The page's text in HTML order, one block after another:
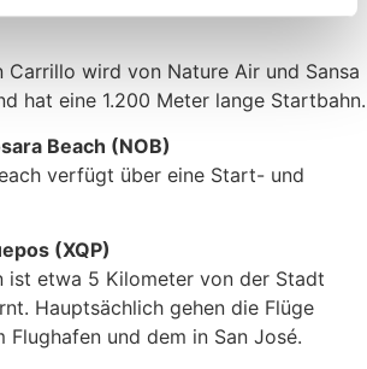
Carrillo wird von Nature Air und Sansa
hat eine 1.200 Meter lange Startbahn.
Beach (NOB)
verfügt über eine Start- und
(XQP)
ist etwa 5 Kilometer von der Stadt
Hauptsächlich gehen die Flüge
Flughafen und dem in San José.